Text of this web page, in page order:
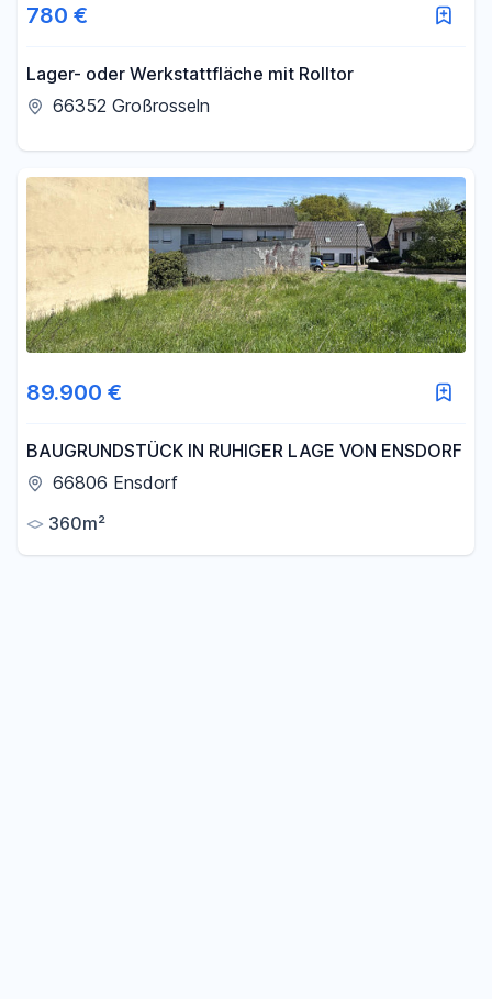
780 €
Lager- oder Werkstattfläche mit Rolltor
66352 Großrosseln
89.900 €
BAUGRUNDSTÜCK IN RUHIGER LAGE VON ENSDORF
66806 Ensdorf
360m²